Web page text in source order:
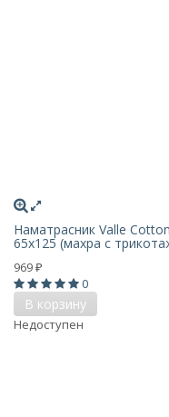
Наматрасник Valle
65х125 (махра c
969 ₽
0
В корзину
Недоступен